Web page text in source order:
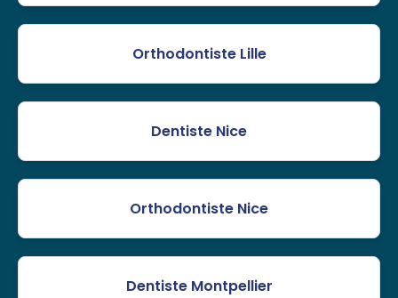
Orthodontiste Lille
Dentiste Nice
Orthodontiste Nice
Dentiste Montpellier